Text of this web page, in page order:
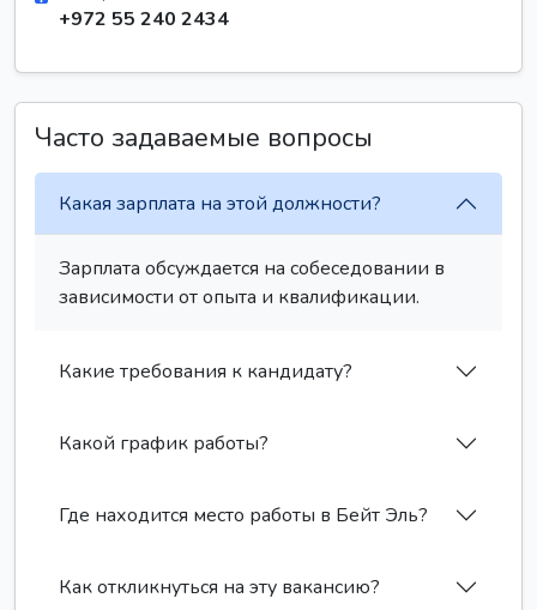
+972 55 240 2434
Часто задаваемые вопросы
Какая зарплата на этой должности?
Зарплата обсуждается на собеседовании в
зависимости от опыта и квалификации.
Какие требования к кандидату?
Какой график работы?
Где находится место работы в Бейт Эль?
Как откликнуться на эту вакансию?